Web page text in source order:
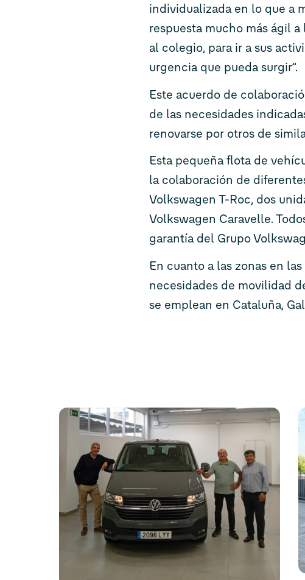
individualizada en lo que a
respuesta mucho más ágil
al colegio, para ir a sus
urgencia que pueda surgir”.
Este acuerdo de
de las necesidades
renovarse por otros de
Esta pequeña flota de
la colaboración de
Volkswagen T-Roc, dos
Volkswagen Caravelle.
garantía del Grupo
En cuanto a las zonas en
necesidades de movilidad
se emplean en Cataluña,